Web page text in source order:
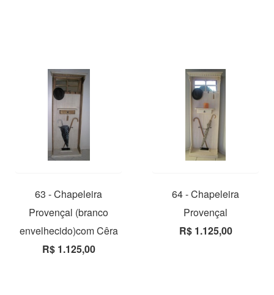
63 - Chapeleira
Provençal (branco
envelhecido)com Cêra
R$ 1.125,00
64 - Chapeleira
Provençal
R$ 1.125,00